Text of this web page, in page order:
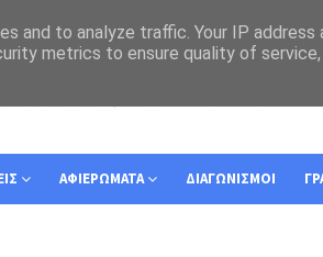
ΑΦΙΕΡΩΜΑΤΑ ΔΙΑΓΩΝΙΣΜΟΙ
and to analyze traffic. Your IP address
metrics to ensure quality of